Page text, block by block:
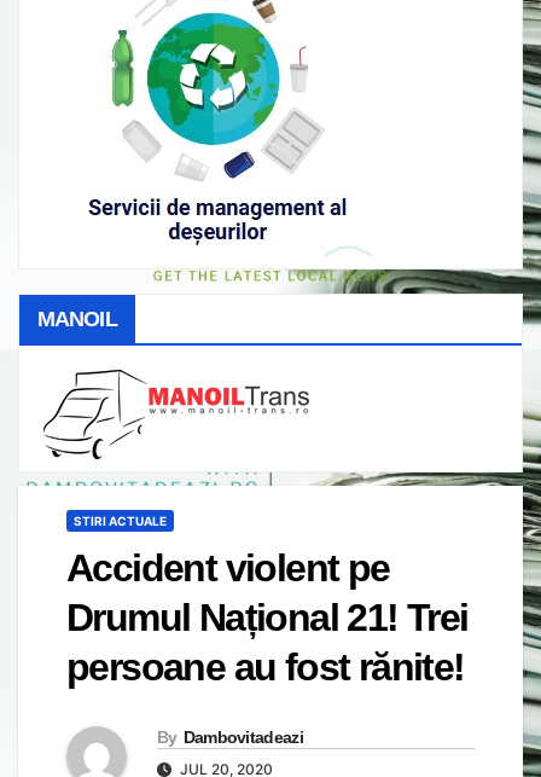
MANOIL
STIRI ACTUALE
Accident violent pe
Drumul Național 21! Trei
persoane au fost rănite!
By Dambovitadeazi
JUL 20, 2020